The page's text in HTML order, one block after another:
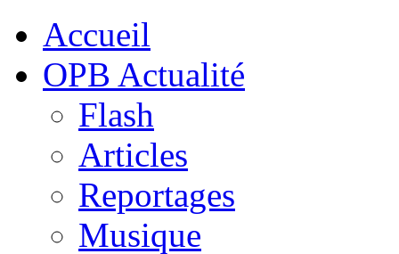
Accueil
OPB Actualité
Flash
Articles
Reportages
Musique